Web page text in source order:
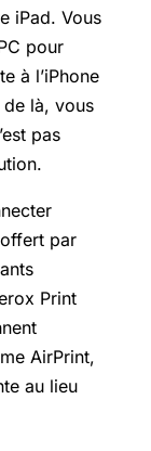
iPad. Vous
pour
à l’iPhone
de là, vous
pas
offert par
Print
AirPrint,
au lieu